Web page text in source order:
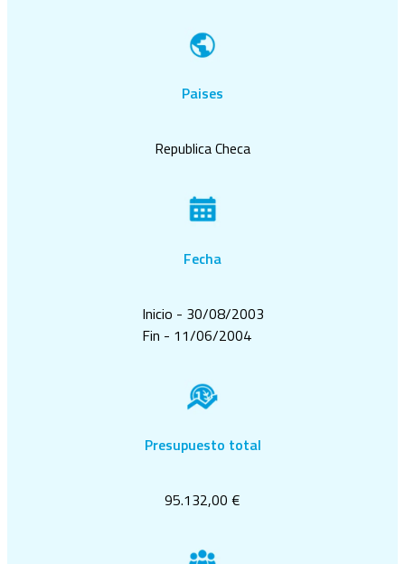
Paises
Republica Checa
Fecha
Inicio - 30/08/2003
Fin - 11/06/2004
Presupuesto total
95.132,00 €